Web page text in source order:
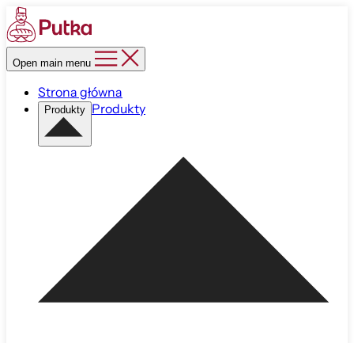
Open main menu
Strona główna
Produkty Produkty